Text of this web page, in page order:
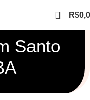
R$
Santo